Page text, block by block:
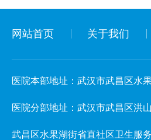
网站首页 关于我们
医院本部地址：武汉市武昌区水
医院分部地址：武汉市武昌区洪
武昌区水果湖街省直社区卫生服